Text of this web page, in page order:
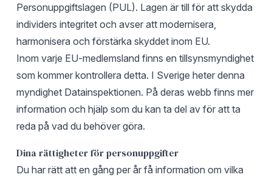
Personuppgiftslagen (PUL). Lagen är till för att skydda
individers integritet och avser att modernisera,
harmonisera och förstärka skyddet inom EU.
Inom varje EU-medlemsland finns en tillsynsmyndighet
som kommer kontrollera detta. I Sverige heter denna
myndighet Datainspektionen. På deras webb finns mer
information och hjälp som du kan ta del av för att ta
reda på vad du behöver göra.
Dina rättigheter för personuppgifter
Du har rätt att en gång per år få information om vilka